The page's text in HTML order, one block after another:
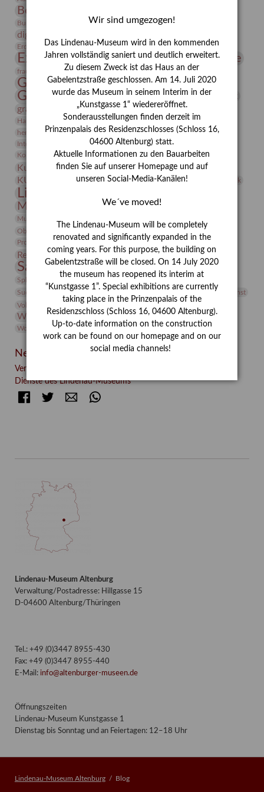
Bernhard August von Lindenau
Burg Posterstein Conrad Felixmüller Depot
digitallabor
Erdmann Julius Dietrich
Erlebnisportal estrusker Exlibris
Expressionismus Festrede Florenz Fotografie
frauen Frauen in der Antike und heute
Gerhard-Altenbourg-Preis
Gerhard Altenbourg
Gerhard Kurt Müller
grafische sammlung griechische Mythologie
Hanns-Conon von der Gabelentz Heinrich Kirchhoff Heldinnen
herman de vries Humboldt
Insekten
Integriertes Schädlingsmanagement
Italien Jahresempfang
Kolosseum
Kooperationsausstellung Korkmodelle Kunst
Kunstmuseum Kunstvermittlung Kunst von Kühl
KUNSTWAND Kurs Künstler Künstlerin Lehmbruck
Lindenau-Museum
Museumsgeschichte Museumsnacht
Museumspädagogik Natur
Objekt im Fokus
Phelloplastik
Pohlhof
Provenienz
Provenienzforschung
Restaurierung Rudi Lesser Ruth Wolf-Rehfeld
Sammlung Samstagszeichner Skulptur
Sonderausstellung
Sphinx
studio Studio Bildende Kunst
Suermondt-Ludwig-Museum
Vermittlung
Videokunst
Volontariat
Walter Rheiner Werefkin
Werkbetrachtung Winter Wissenschaft
Wolf and Dog
Wolf und Hund
Zirkuswoche
Neueste Beiträge
Verschenkt, verkauft, vergessen? – Kunstdetektivinnen im
Dienste des Lindenau-Museums
FacebookTwitter E-mail
Lindenau-Museum Altenburg
Verwaltung/Postadresse: Hillgasse 15
D-04600 Altenburg/Thüringen
Tel.: +49 (0)3447 8955-430
Fax: +49 (0)3447 8955-440
E-Mail: info@altenburger-museen.de
Öffnungszeiten
Lindenau-Museum Kunstgasse 1
Dienstag bis Sonntag und an Feiertagen: 12–18 Uhr
Lindenau-Museum Altenburg Blog
Wir sind umgezogen!
Das Lindenau-Museum wird in den kommenden
Jahren vollständig saniert und deutlich erweitert.
Zu diesem Zweck ist das Haus an der
Gabelentzstraße geschlossen. Am 14. Juli 2020
wurde das Museum in seinem Interim in der
„Kunstgasse 1“ wiedereröffnet.
Sonderausstellungen finden derzeit im
Prinzenpalais des Residenzschlosses (Schloss 16,
04600 Altenburg) statt.
Aktuelle Informationen zu den Bauarbeiten
finden Sie auf unserer Homepage und auf
unseren Social-Media-Kanälen!
We´ve moved!
The Lindenau-Museum will be completely
renovated and significantly expanded in the
coming years. For this purpose, the building on
Gabelentzstraße will be closed. On 14 July 2020
the museum has reopened its interim at
“Kunstgasse 1”. Special exhibitions are currently
taking place in the Prinzenpalais of the
Residenzschloss (Schloss 16, 04600 Altenburg).
Up-to-date information on the construction
work can be found on our homepage and on our
social media channels!